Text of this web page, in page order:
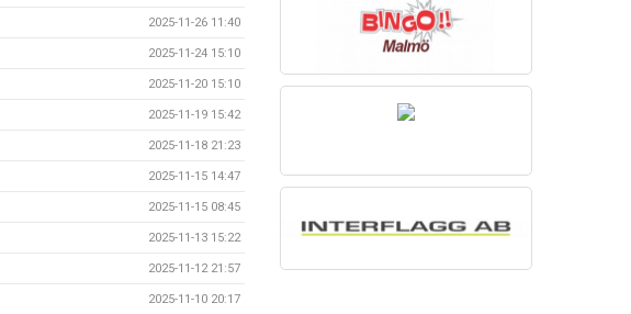
2025-11-26 11:40
2025-11-24 15:10
2025-11-20 15:10
2025-11-19 15:42
2025-11-18 21:23
2025-11-15 14:47
2025-11-15 08:45
2025-11-13 15:22
2025-11-12 21:57
2025-11-10 20:17